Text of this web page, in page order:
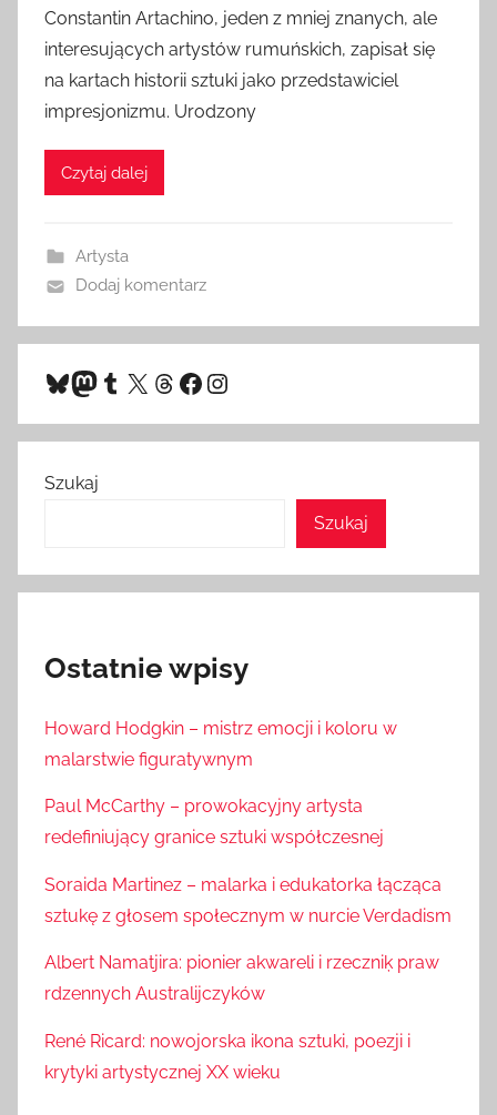
Constantin Artachino, jeden z mniej znanych, ale
interesujących artystów rumuńskich, zapisał się
na kartach historii sztuki jako przedstawiciel
impresjonizmu. Urodzony
Czytaj dalej
Artysta
Dodaj komentarz
Bluesky
Mastodon
Tumblr
X Threads
Facebook
Instagram
Szukaj
Szukaj
Ostatnie wpisy
Howard Hodgkin – mistrz emocji i koloru w
malarstwie figuratywnym
Paul McCarthy – prowokacyjny artysta
redefiniujący granice sztuki współczesnej
Soraida Martinez – malarka i edukatorka łącząca
sztukę z głosem społecznym w nurcie Verdadism
Albert Namatjira: pionier akwareli i rzeczniķ praw
rdzennych Australijczyków
René Ricard: nowojorska ikona sztuki, poezji i
krytyki artystycznej XX wieku